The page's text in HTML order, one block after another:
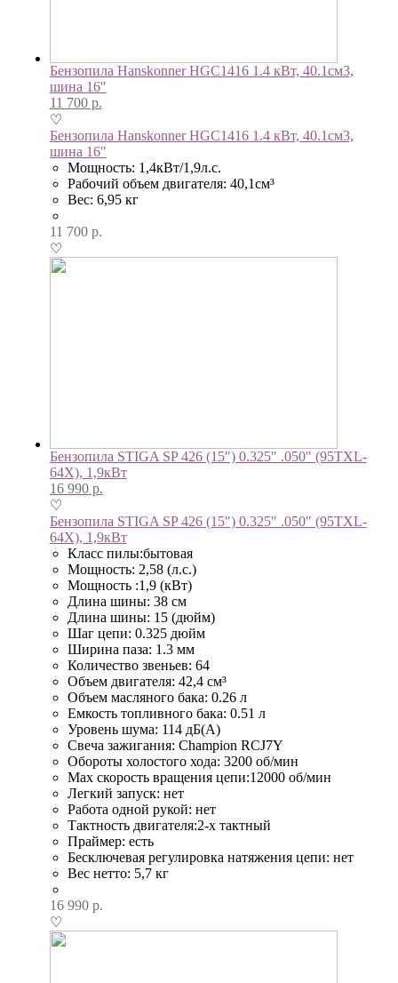
Бензопила Hanskonner HGC1416 1.4 кВт, 40.1см3,
шина 16″
11 700р.
♡
Бензопила Hanskonner HGC1416 1.4 кВт, 40.1см3,
шина 16″
Мощность: 1,4кВт/1,9л.с.
Рабочий объем двигателя: 40,1см³
Вес: 6,95 кг
11 700р.
♡
Бензопила STIGA SP 426 (15″) 0.325″ .050″ (95TXL-
64X), 1,9кВт
16 990р.
♡
Бензопила STIGA SP 426 (15″) 0.325″ .050″ (95TXL-
64X), 1,9кВт
Класс пилы:бытовая
Мощность: 2,58 (л.с.)
Мощность :1,9 (кВт)
Длина шины: 38 см
Длина шины: 15 (дюйм)
Шаг цепи: 0.325 дюйм
Ширина паза: 1.3 мм
Количество звеньев: 64
Объем двигателя: 42,4 см³
Объем масляного бака: 0.26 л
Емкость топливного бака: 0.51 л
Уровень шума: 114 дБ(А)
Свеча зажигания: Champion RCJ7Y
Обороты холостого хода: 3200 об/мин
Мах скорость вращения цепи:12000 об/мин
Легкий запуск: нет
Работа одной рукой: нет
Тактность двигателя:2-х тактный
Праймер: есть
Бесключевая регулировка натяжения цепи: нет
Вес нетто: 5,7 кг
16 990р.
♡